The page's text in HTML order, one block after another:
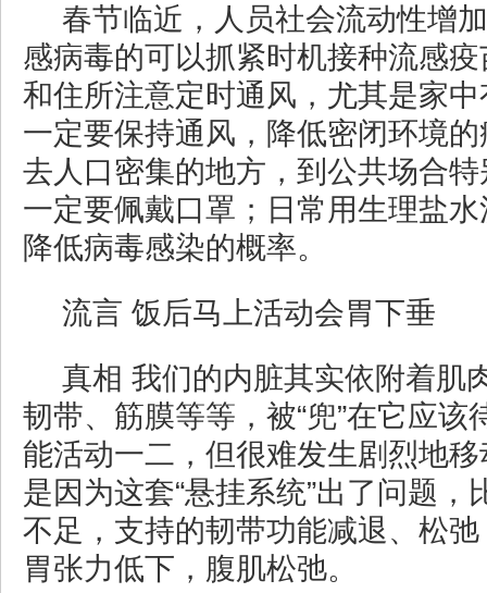
春节临近，人员社会流动性增
感病毒的可以抓紧时机接种流感
和住所注意定时通风，尤其是家
一定要保持通风，降低密闭环境
去人口密集的地方，到公共场合
一定要佩戴口罩；日常用生理盐
降低病毒感染的概率。
流言 饭后马上活动会胃下垂
真相 我们的内脏其实依附着肌
韧带、筋膜等等，被“兜”在它应该
能活动一二，但很难发生剧烈地
是因为这套“悬挂系统”出了问题，
不足，支持的韧带功能减退、松
胃张力低下，腹肌松弛。